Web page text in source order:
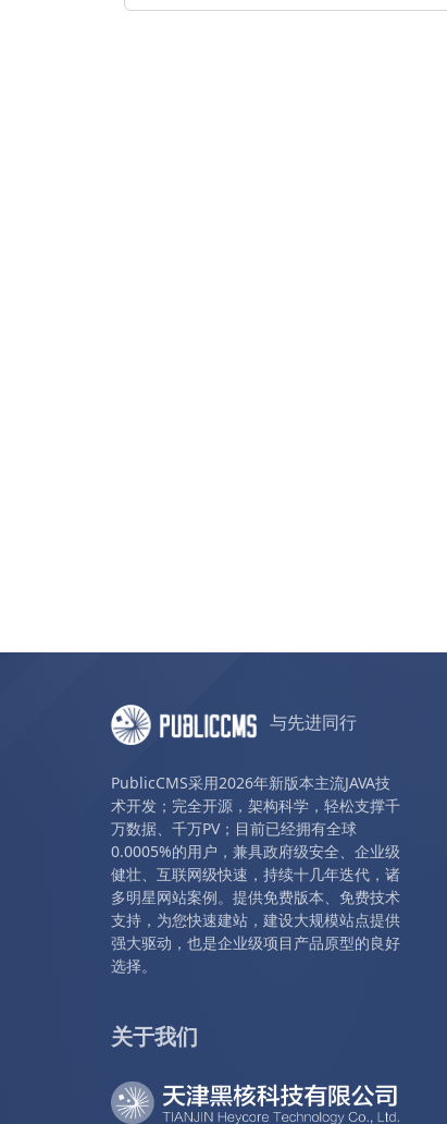
与先进同行
PublicCMS采用2026年新版本主流JAVA技
术开发；完全开源，架构科学，轻松支撑千
万数据、千万PV；目前已经拥有全球
0.0005%的用户，兼具政府级安全、企业级
健壮、互联网级快速，持续十几年迭代，诸
多明星网站案例。提供免费版本、免费技术
支持，为您快速建站，建设大规模站点提供
强大驱动，也是企业级项目产品原型的良好
选择。
关于我们